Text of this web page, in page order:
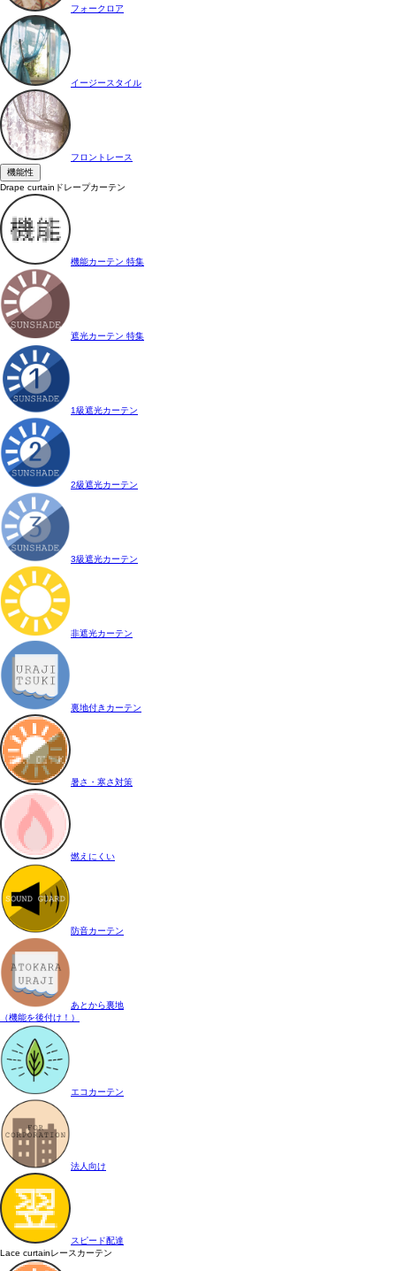
フォークロア
イージースタイル
フロントレース
機能性
Drape curtain ドレープカーテン
機能カーテン 特集
遮光カーテン 特集
1級遮光カーテン
2級遮光カーテン
3級遮光カーテン
非遮光カーテン
裏地付きカーテン
暑さ・寒さ対策
燃えにくい
防音カーテン
あとから裏地
（機能を後付け！）
エコカーテン
法人向け
スピード配達
Lace curtainレースカーテン